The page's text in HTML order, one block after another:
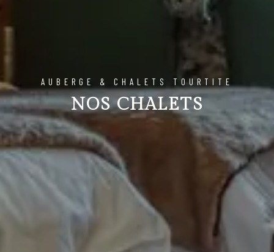
AUBERGE & CHALETS TOURTITE